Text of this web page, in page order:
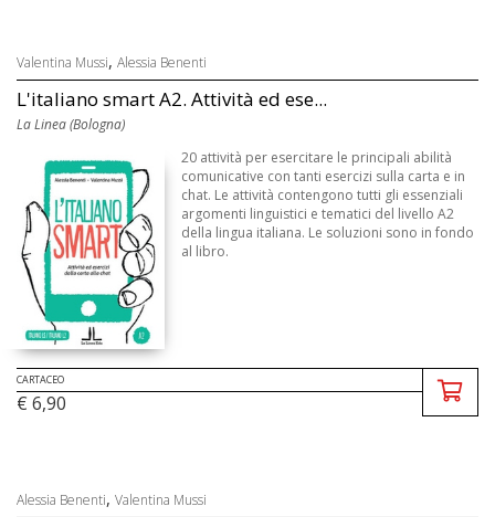
Valentina Mussi, Alessia Benenti
L'italiano smart A2. Attività ed ese...
La Linea (Bologna)
20 attività per esercitare le principali abilità
comunicative con tanti esercizi sulla carta e in
chat. Le attività contengono tutti gli essenziali
argomenti linguistici e tematici del livello A2
della lingua italiana. Le soluzioni sono in fondo
al libro.
CARTACEO
€ 6,90
Alessia Benenti, Valentina Mussi